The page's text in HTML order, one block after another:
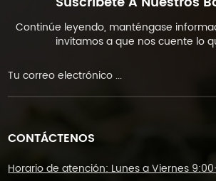
Continúe leyendo, manténgase
invitamos a que nos cuente lo
CONTÁCTENOS
Horario de atención: Lunes a Viernes